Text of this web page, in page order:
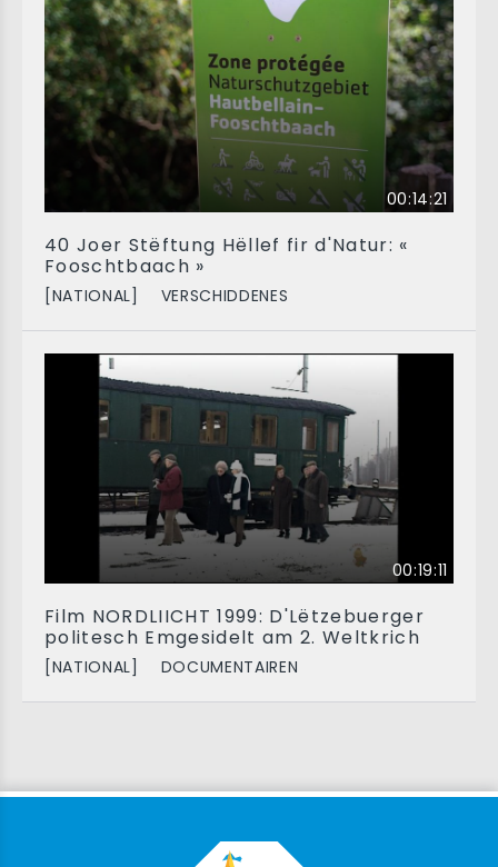
00:14:21
40 Joer Stëftung Hëllef fir d'Natur: «
Fooschtbaach »
[NATIONAL] VERSCHIDDENES
00:19:11
Film NORDLIICHT 1999: D'Lëtzebuerger
politesch Emgesidelt am 2. Weltkrich
[NATIONAL] DOCUMENTAIREN